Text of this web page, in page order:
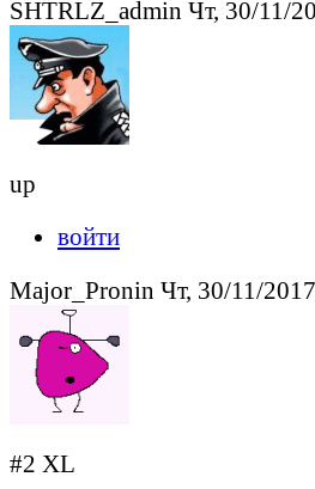
SHTRLZ_admin Чт, 30/11/
up
войти
Major_Pronin Чт, 30/11/
#2 XL